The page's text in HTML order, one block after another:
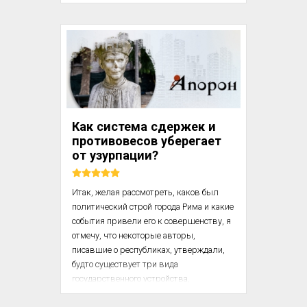
Гамильтон ознакомил с ним Ассамблею
подарки для индейцев; а также
предложил выбрать спикера (мистера
Норриса) и меня представителями от
Пенсильвании на ряду с мистером
Томасом Пенном и мистером Питерсом.
Ассамблея поддержала эти кандидатуры
хоть и не любила, чтобы деньги утекали
из ...
Как система сдержек и
противовесов уберегает
от узурпации?
Итак, желая рассмотреть, каков был
политический строй города Рима и какие
события привели его к совершенству, я
отмечу, что некоторые авторы,
писавшие о республиках, утверждали,
будто существует три вида
государственного устройства,
именуемые ими: Самодержавие,